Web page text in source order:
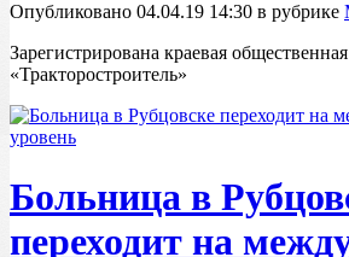
Опубликовано 04.04.19 14:30 в рубрике
Зарегистрирована краевая
«Тракторостроитель»
Больница в
переходит на